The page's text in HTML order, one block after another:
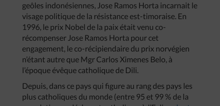
geôles indonésiennes, Jose Ramos Horta incarnait le
visage politique de la résistance est-timoraise. En
1996, le prix Nobel de la paix était venu co-
récompenser Jose Ramos Horta pour cet
engagement, le co-récipiendaire du prix norvégien
n’étant autre que Mgr Carlos Ximenes Belo, à
l’époque évêque catholique de Dili.
Depuis, dans ce pays qui figure au rang des pays les
plus catholiques du monde (entre 95 et 99 % de la